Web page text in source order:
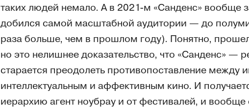
таких людей немало. А в 2021-м «Санденс» вообще
добился самой масштабной аудитории — до
раза больше, чем в прошлом году). Понятно,
но это нелишнее доказательство, что «Санденс» —
старается преодолеть противопоставление между
интеллектуальным и аффективным кино. И
иерархию агент ноубрау и от фестивалей, и